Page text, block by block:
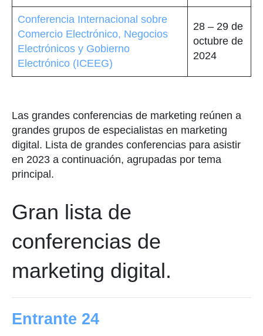
Conferencia Internacional sobre
Comercio Electrónico, Negocios
Electrónicos y Gobierno
Electrónico (ICEEG)
28 – 29 de
octubre de
2024
Las grandes conferencias de marketing reúnen a
grandes grupos de especialistas en marketing
digital. Lista de grandes conferencias para asistir
en 2023 a continuación, agrupadas por tema
principal.
Gran lista de
conferencias de
marketing digital.
Entrante 24